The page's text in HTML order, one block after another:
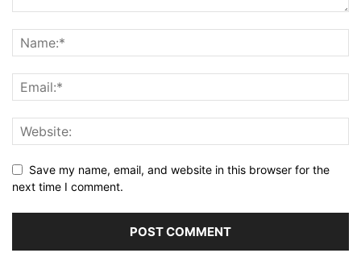
Save my name, email, and website in this browser for the
next time I comment.